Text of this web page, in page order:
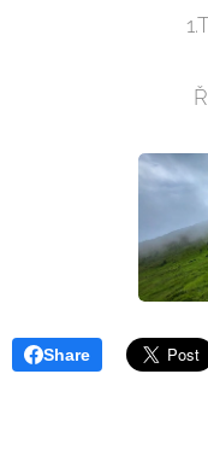
Share